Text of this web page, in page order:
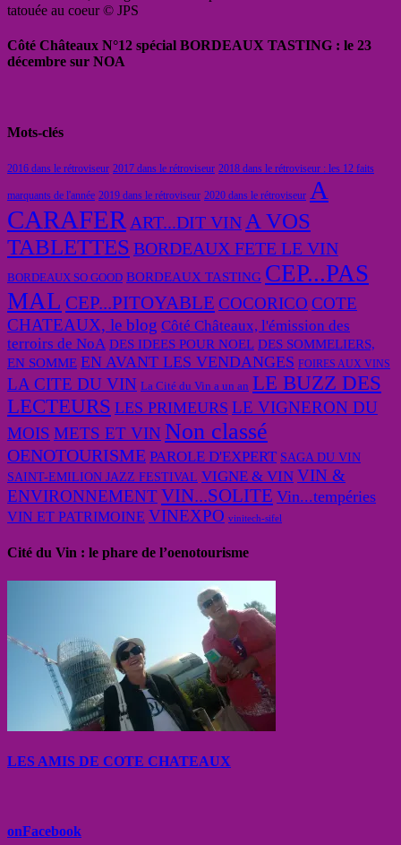
tatouée au coeur © JPS
Côté Châteaux N°12 spécial BORDEAUX TASTING : le 23
décembre sur NOA
Mots-clés
2016 dans le rétroviseur 2017 dans le rétroviseur 2018 dans le rétroviseur : les 12 faits
marquants de l'année 2019 dans le rétroviseur 2020 dans le rétroviseur A
CARAFER ART...DIT VIN A VOS
TABLETTES BORDEAUX FETE LE VIN
BORDEAUX SO GOOD BORDEAUX TASTING CEP...PAS
MAL CEP...PITOYABLE COCORICO COTE
CHATEAUX, le blog Côté Châteaux, l'émission des
terroirs de NoA DES IDEES POUR NOEL DES SOMMELIERS,
EN SOMME EN AVANT LES VENDANGES FOIRES AUX VINS
LA CITE DU VIN La Cité du Vin a un an LE BUZZ DES
LECTEURS LES PRIMEURS LE VIGNERON DU
MOIS METS ET VIN Non classé
OENOTOURISME PAROLE D'EXPERT SAGA DU VIN
SAINT-EMILION JAZZ FESTIVAL VIGNE & VIN VIN &
ENVIRONNEMENTVIN...SOLITE Vin...tempéries
VIN ET PATRIMOINE VINEXPO vinitech-sifel
Cité du Vin : le phare de l’oenotourisme
LES AMIS DE COTE CHATEAUX
onFacebook